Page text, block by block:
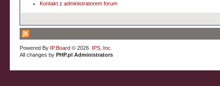
Kontakt z administratorem forum
Powered By IP.Board © 2026 IPS, Inc
All changes byPHP.pl Administrators